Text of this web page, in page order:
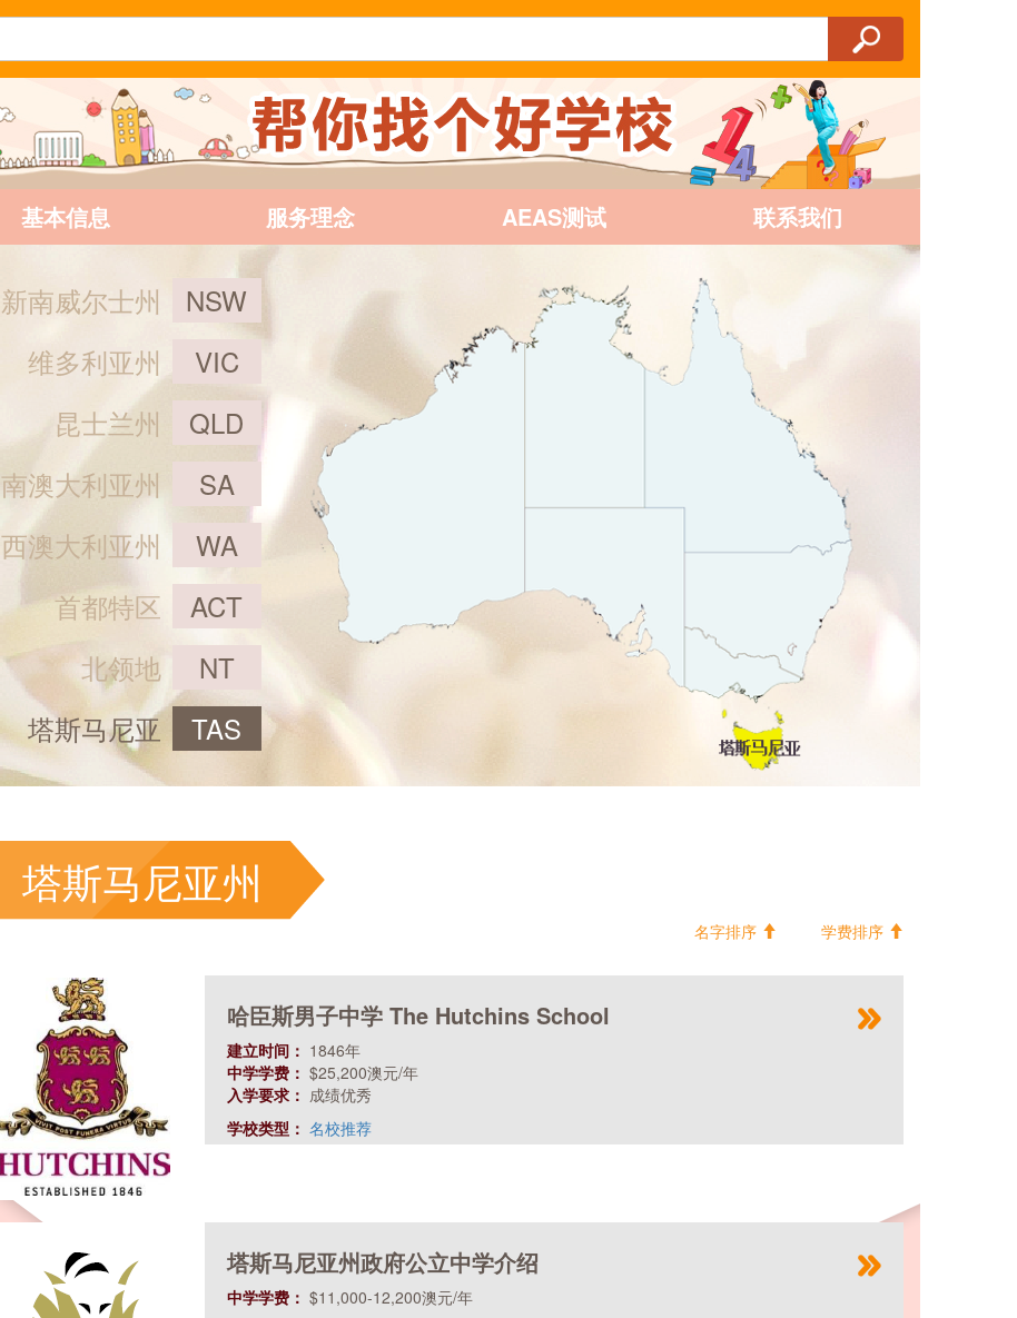
基本信息 服务理念 AEAS测试 联系我们
新南威尔士州
NSW
维多利亚州
VIC
昆士兰州
QLD
南澳大利亚州
SA
西澳大利亚州
WA
首都特区
ACT
北领地
NT
塔斯马尼亚
TAS
塔斯马尼亚州
学费排序
名字排序
哈臣斯男子中学 The Hutchins School
建立时间： 1846年
中学学费： $25,200澳元/年
入学要求： 成绩优秀
学校类型： 名校推荐
塔斯马尼亚州政府公立中学介绍
中学学费： $11,000-12,200澳元/年